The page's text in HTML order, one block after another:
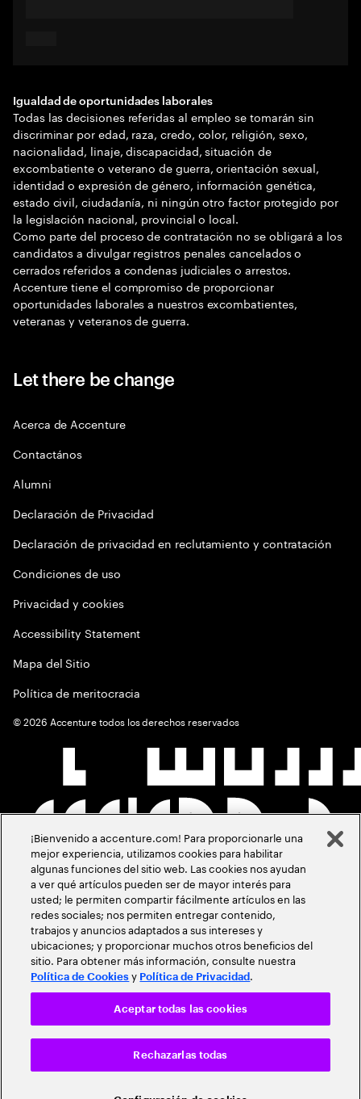
Igualdad de oportunidades laborales
Todas las decisiones referidas al empleo se tomarán sin
discriminar por edad, raza, credo, color, religión, sexo,
nacionalidad, linaje, discapacidad, situación de
excombatiente o veterano de guerra, orientación sexual,
identidad o expresión de género, información genética,
estado civil, ciudadanía, ni ningún otro factor protegido por
la legislación nacional, provincial o local.
Como parte del proceso de contratación no se obligará a los
candidatos a divulgar registros penales cancelados o
cerrados referidos a condenas judiciales o arrestos.
Accenture tiene el compromiso de proporcionar
oportunidades laborales a nuestros excombatientes,
veteranas y veteranos de guerra.
Let there be change
Acerca de Accenture
Contactános
Alumni
Declaración de Privacidad
Declaración de privacidad en reclutamiento y contratación
Condiciones de uso
Privacidad y cookies
Accessibility Statement
Mapa del Sitio
Política de meritocracia
©2026 Accenture todos los derechos reservados
¡Bienvenido a accenture.com! Para proporcionarle una
mejor experiencia, utilizamos cookies para habilitar
algunas funciones del sitio web. Las cookies nos ayudan
a ver qué artículos pueden ser de mayor interés para
usted; le permiten compartir fácilmente artículos en las
redes sociales; nos permiten entregar contenido,
trabajos y anuncios adaptados a sus intereses y
ubicaciones; y proporcionar muchos otros beneficios del
sitio. Para obtener más información, consulte nuestra
Política de Cookies y Política de Privacidad .
Rechazarlas todas
Aceptar todas las cookies